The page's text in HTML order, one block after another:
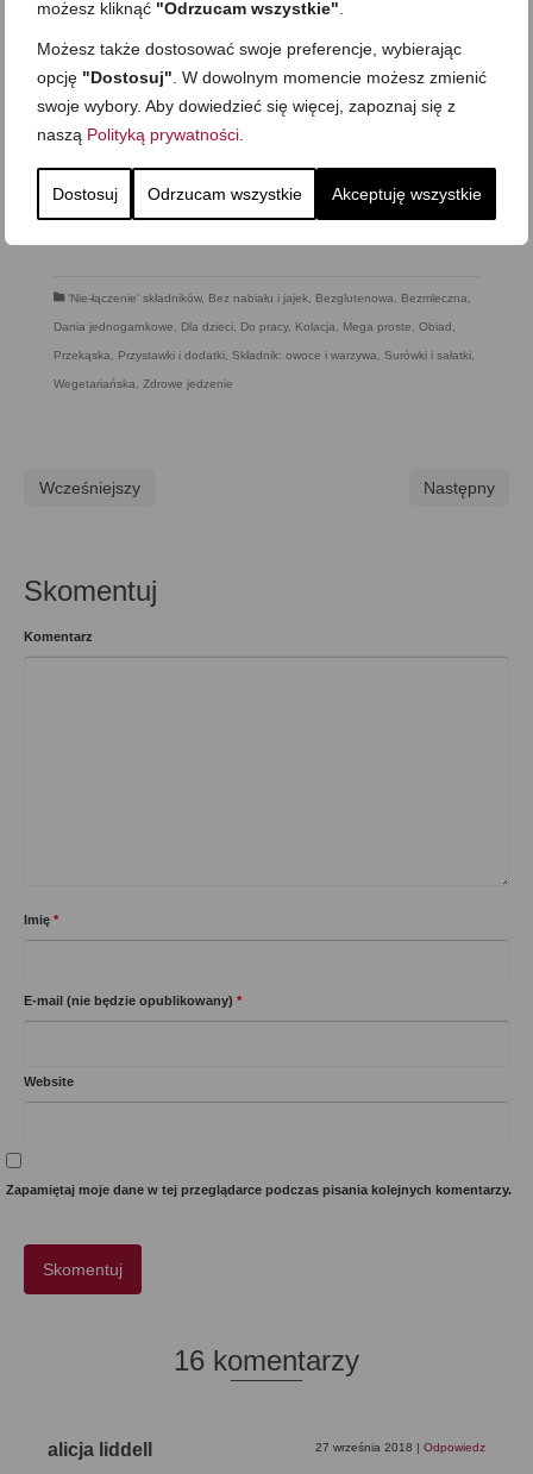
możesz kliknąć "Odrzucam wszystkie"
Możesz także dostosować swoje preferencje, wybierając
opcję "Dostosuj" . W dowolnym momencie możesz zmienić
swoje wybory. Aby dowiedzieć się więcej, zapoznaj się z
naszą Polityką prywatności
Dostosuj Odrzucam wszystkie Akceptuję wszystkie
'Nie-łączenie' składników, Bez nabiału i jajek Bezglutenowa Bezmleczna
Dania jednogarnkowe Dla dzieci Do pracy, Kolacja Mega proste Obiad
Przekąska Przystawki i dodatki Składnik: owoce i warzywa Surówki i sałatki
Wegetariańska Zdrowe jedzenie
Wcześniejszy Następny
Skomentuj
Komentarz
Imię *
E-mail (nie będzie opublikowany) *
Website
Zapamiętaj moje dane w tej przeglądarce podczas pisania kolejnych komentarzy.
16 komentarzy
alicja liddell 27 września 2018 | Odpowiedz